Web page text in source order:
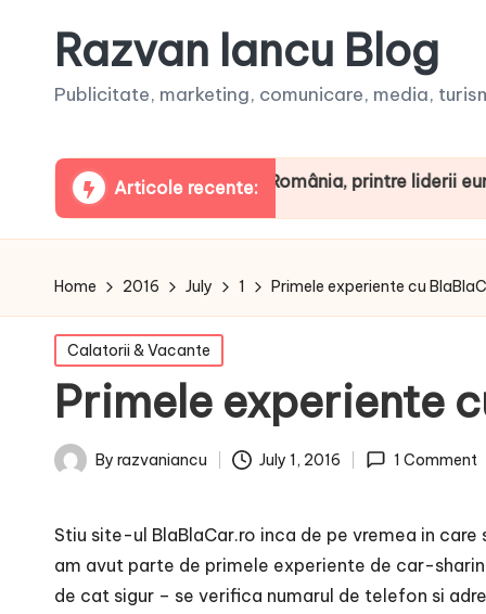
Razvan Iancu Blog
Publicitate, marketing, comunicare, media,
Articole recente:
ARBOpodcast. România, printre liderii europeni la
Home 2016 July 1 Primele experiente cu
Posted
in
Calatorii & Vacante
Primele experiente
PostedBy razvaniancu July 1, 2016 1 Comment
Stiu site-ul BlaBlaCar.ro inca de pe vremea in
am avut parte de primele experiente de car-
de cat sigur – se verifica numarul de telefon si